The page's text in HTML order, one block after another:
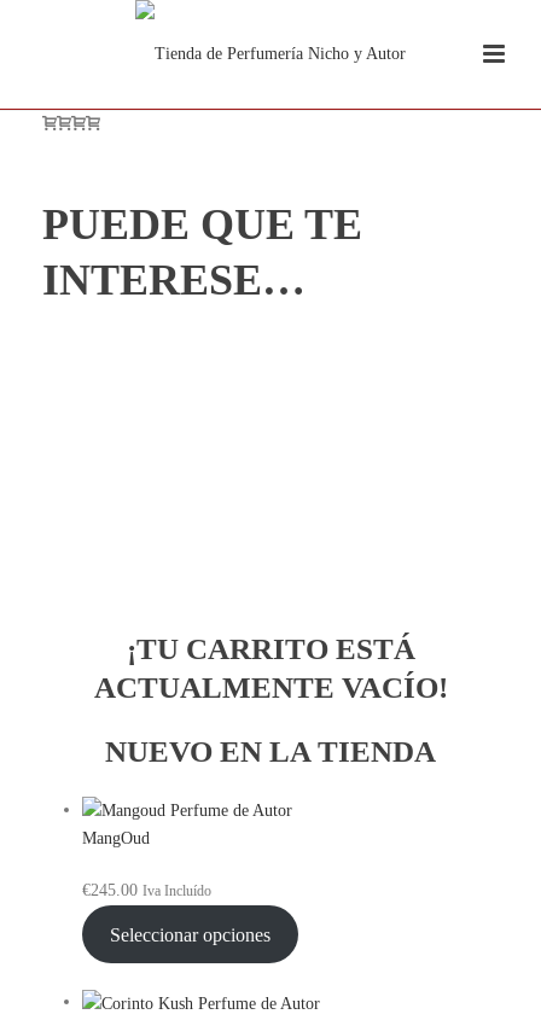
PUEDE QUE TE
INTERESE…
¡TU CARRITO ESTÁ
ACTUALMENTE VACÍO!
NUEVO EN LA TIENDA
MangOud
€245.00 Iva Incluído
Seleccionar opciones